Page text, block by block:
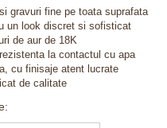
gravuri fine pe toata suprafata
un look discret si sofisticat
de aur de 18K
la contactul cu apa
cu finisaje atent lucrate
de calitate
: